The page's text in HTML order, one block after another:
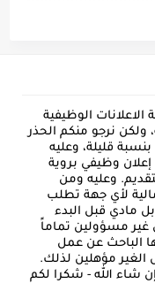
الوظيفية
نرجو منكم الحذر
قليلة، وعليه
وظيفي بروية
وعليه ومن
لأي جهة تطلب
مادي قبل البدء
مسؤولين تماماً
الباحث عن عمل
مؤهلين لذلك.
شاء الله - شكرا لكم